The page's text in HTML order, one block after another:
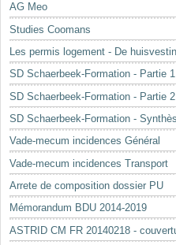
AG Meo
Studies Coomans
Les permis logement - De
SD Schaerbeek-Formation - Partie 1
SD Schaerbeek-Formation - Partie 2
SD Schaerbeek-Formation -
Vade-mecum incidences Général
Vade-mecum incidences Transport
Arrete de composition dossier PU
Mémorandum BDU 2014-2019
ASTRID CM FR 20140218 -